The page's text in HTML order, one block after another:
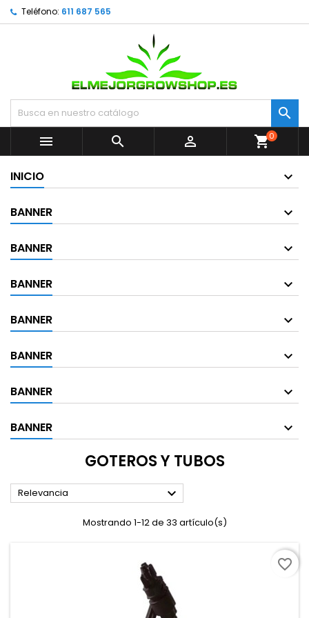
Teléfono: 611 687 565


  shopping_cart0
INICIO
BANNER
BANNER
BANNER
BANNER
BANNER
BANNER
BANNER
GOTEROS Y TUBOS
Relevancia 
Mostrando 1-12 de 33 artículo(s)
favorite_border